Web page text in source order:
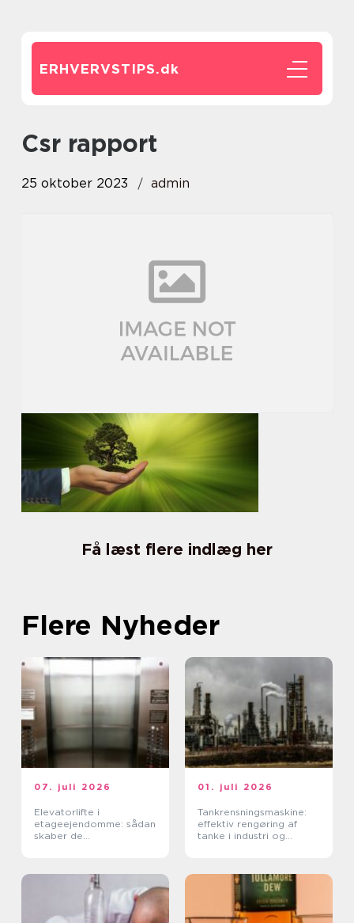
ERHVERVSTIPS.dk
csr rapport
25 oktober 2023 admin
Få læst flere indlæg her
Flere Nyheder
07. juli 2026
Elevatorlifte i
etageejendomme: sådan
skaber de
01. juli 2026
Tankrensningsmaskine:
effektiv rengøring af
tanke i industri og